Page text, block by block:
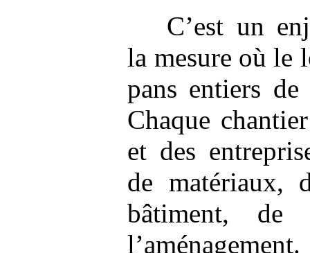
C’est un
la mesure où le
pans entiers de
Chaque
et des
de matériaux,
bâtiment, de